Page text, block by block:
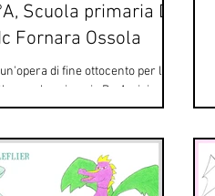
Scuola primaria De
Fornara Ossola
di fine ottocento per la
scuola primaria De Amicis, Ic
di Novara. Gli studenti di...